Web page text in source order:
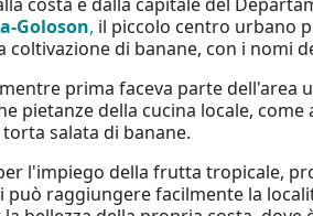
Goloson, il piccolo centro urbano
di banane, con i nomi
prima faceva parte dell'area
pietanze della cucina locale, come
salata di banane.
l'impiego della frutta tropicale,
raggiungere facilmente la